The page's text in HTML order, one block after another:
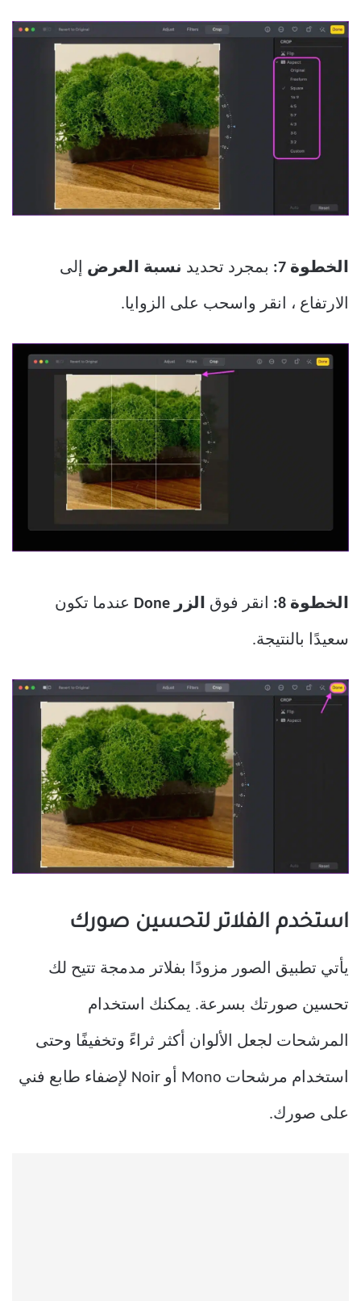
الخطوة 7: بمجرد تحديد نسبة العرض إلى
الارتفاع ، انقر واسحب على الزوايا.
الخطوة 8: انقر فوق الزر Done عندما تكون
سعيدًا بالنتيجة.
استخدم الفلاتر لتحسين صورك
يأتي تطبيق الصور مزودًا بفلاتر مدمجة تتيح لك
تحسين صورتك بسرعة. يمكنك استخدام
المرشحات لجعل الألوان أكثر ثراءً وتخفيفًا وحتى
استخدام مرشحات Mono أو Noir لإضفاء طابع فني
على صورك.